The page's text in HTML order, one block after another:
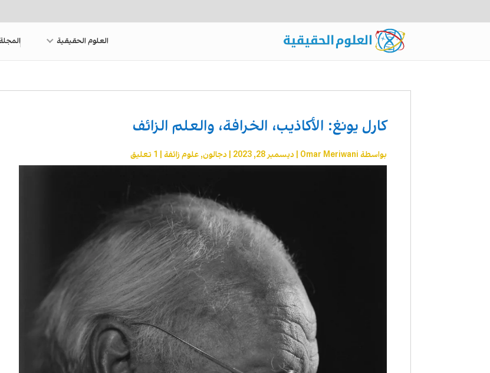
العلوم الحقيقية
كارل يونغ: الأكاذيب، الخرافة، والعلم الزائف
بواسطة Omar Meriwani
| ديسمبر 28, 2023 | دجالون,علوم زائفة | 1 تعليق